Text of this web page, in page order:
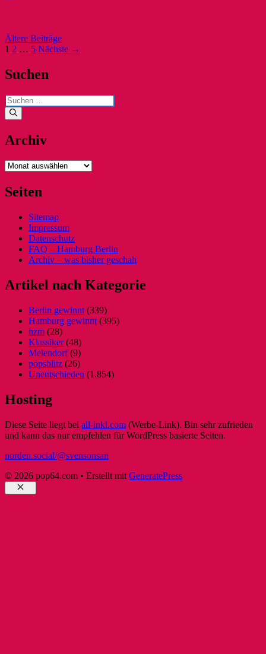
Post
navigation
Ältere Beiträge
1 2 … 5 Nächste →
Suchen
Suchen
nach:
Archiv
Archiv
Seiten
Sitemap
Impressum
Datenschutz
FAQ – Hamburg Berlin
Archiv – was bisher geschah
Artikel nach Kategorie
Berlin gewinnt (339)
Hamburg gewinnt (395)
hzm (28)
Klassiker(48)
Meiendorf(9)
popsblitz (26)
Unentschieden (1.854)
Hosting
Diese Seite liegt bei all-inkl.com (Werbe-Link). Bin sehr zufrieden
und kann das nur empfehlen für WordPress basierte Seiten.
norden.social/@svensonsan
© 2026 pop64.com • Erstellt mit GeneratePress
Schließen